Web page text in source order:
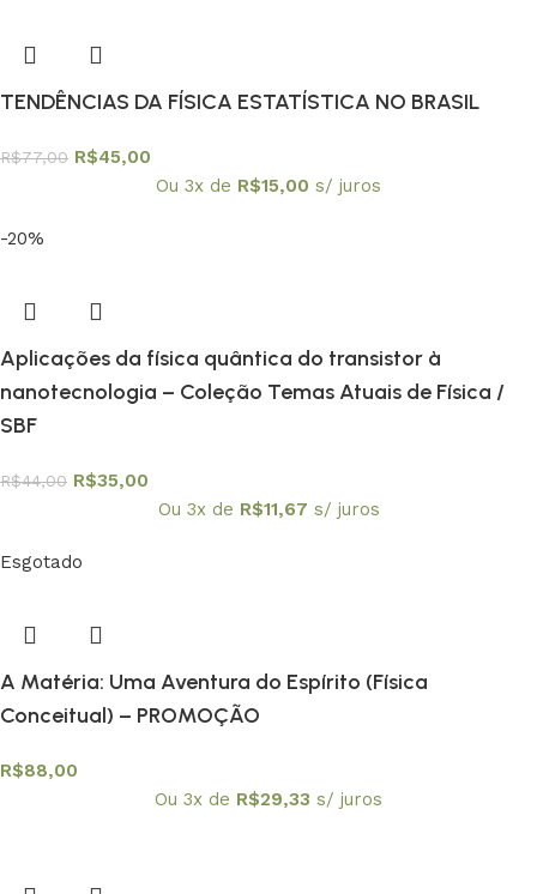
TENDÊNCIAS DA FÍSICA ESTATÍSTICA NO BRASIL
R$77,00 R$45,00
Ou 3x de R$15,00 s/ juros
-20%
Aplicações da física quântica do transistor à
nanotecnologia – Coleção Temas Atuais de Física /
SBF
R$44,00 R$35,00
Ou 3x de R$11,67 s/ juros
Esgotado
A Matéria: Uma Aventura do Espírito (Física
Conceitual) – PROMOÇÃO
R$88,00
Ou 3x de R$29,33 s/ juros